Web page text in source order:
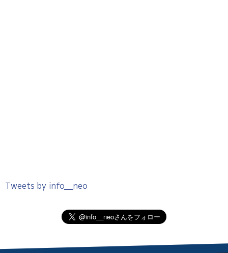
Tweets by info__neo